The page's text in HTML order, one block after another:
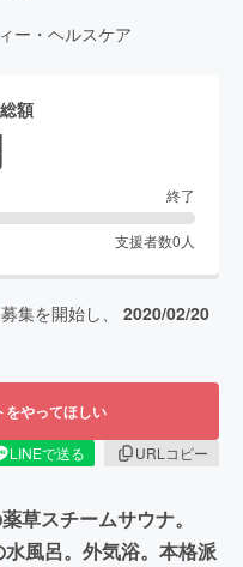
ー・ヘルスケア
額
終了
支援者数0 人
集を開始し、 2020/02/20
をやってほしい
LINEで送る
URLコピー
スチームサウナ。
風呂。外気浴。本格派